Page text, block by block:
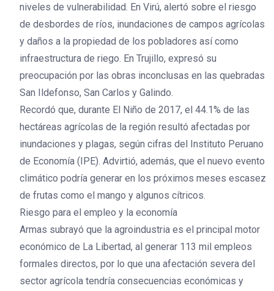
niveles de vulnerabilidad. En Virú, alertó sobre el riesgo
de desbordes de ríos, inundaciones de campos agrícolas
y daños a la propiedad de los pobladores así como
infraestructura de riego. En Trujillo, expresó su
preocupación por las obras inconclusas en las quebradas
San Ildefonso, San Carlos y Galindo.
Recordó que, durante El Niño de 2017, el 44.1% de las
hectáreas agrícolas de la región resultó afectadas por
inundaciones y plagas, según cifras del Instituto Peruano
de Economía (IPE). Advirtió, además, que el nuevo evento
climático podría generar en los próximos meses escasez
de frutas como el mango y algunos cítricos.
Riesgo para el empleo y la economía
Armas subrayó que la agroindustria es el principal motor
económico de La Libertad, al generar 113 mil empleos
formales directos, por lo que una afectación severa del
sector agrícola tendría consecuencias económicas y